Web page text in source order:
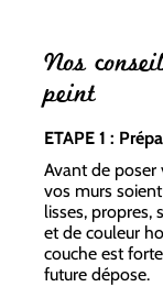
Nos
peint
ETAPE 1 :
Avant de poser
vos murs
lisses, propres,
et de couleur
couche est
future dépose.